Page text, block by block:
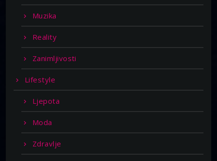
Muzika
Reality
Zanimljivosti
Lifestyle
Ljepota
Moda
Zdravlje